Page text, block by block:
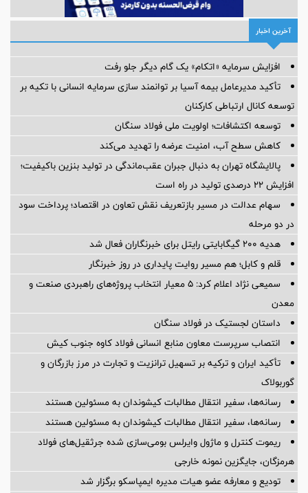
آخرین اخبار
افزایش سرمایه «اتکام» یک گام دیگر جلو رفت
تأکید مدیرعامل بیمه آسیا بر توانمند سازی سرمایه انسانی با تکیه بر
توسعه کانال ارتباطی کارکنان
توسعه اکتشافات؛ اولویت ملی فولاد سنگان
کاهش سطح آب، امنیت عرضه را تهدید می‌کند
پالایشگاه تهران به دنبال جبران عقب‌ماندگی در تولید بنزین باکیفیت؛
افزایش ۲۲ درصدی تولید در راه است
سهام عدالت در مسیر بازتعریف نقش تعاون در اقتصاد؛ پرداخت سود
در دو مرحله
هدیه ۲۰۰ گیگابایتی رایتل برای خبرنگاران فعال شد
قلم و کابل؛ هم مسیر روایت پایداری در روز خبرنگار
سمیعی‌ نژاد اعلام کرد: 5 معیار انتخاب پروژه‌های راهبردی صنعت و
معدن
داستان لجستیک در فولاد سنگان
انتصاب سرپرست معاون منابع انسانی فولاد کاوه جنوب کیش
تأکید ایران و ترکیه بر تسهیل ترانزیت و تجارت در مرز بازرگان و
گوربولاک
رسانه‌ها، سفیر انتقال مطالبات کیشوندان به مسئولین هستند
رسانه‌ها، سفیر انتقال مطالبات کیشوندان به مسئولین هستند
ریموت کنترل و ماژول وایرلس بومی‌سازی شده جرثقیل‌های فولاد
هرمزگان، جایگزین نمونه خارجی
تودیع و معارفه عضو هیات مدیره ایمپاسکو برگزار شد